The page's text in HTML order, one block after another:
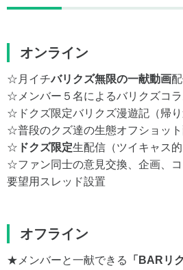
オンライン
☆月イチバリクズ無限の一献動画
☆メンバー５名によるバリクズコラ
☆ドクズ限定バリクズ漫遊記（帰り
☆普段のクズ達の生態オフショット
☆ ドクズ限定生配信（ツイキャス的
☆ファン同士の意見交換、企画、
要望用スレッド設置
オフライン
★メンバーと一献できる 「BARリ